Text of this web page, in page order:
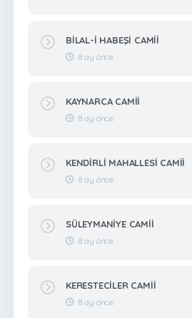
BİLAL-İ HABEŞİ CAMİİ
8 ay önce
KAYNARCA CAMİİ
8 ay önce
KENDİRLİ MAHALLESİ CAMİİ
8 ay önce
SÜLEYMANİYE CAMİİ
8 ay önce
KERESTECİLER CAMİİ
8 ay önce